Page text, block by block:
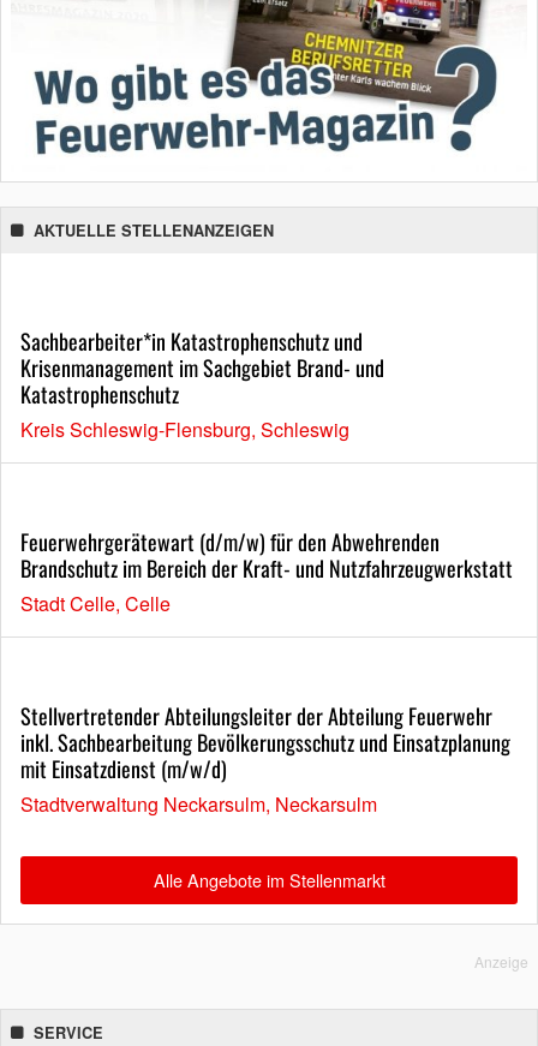
AKTUELLE STELLENANZEIGEN
Sachbearbeiter*in Katastrophenschutz und
Krisenmanagement im Sachgebiet Brand- und
Katastrophenschutz
Kreis Schleswig-Flensburg, Schleswig
Feuerwehrgerätewart (d/m/w) für den Abwehrenden
Brandschutz im Bereich der Kraft- und Nutzfahrzeugwerkstatt
Stadt Celle, Celle
Stellvertretender Abteilungsleiter der Abteilung Feuerwehr
inkl. Sachbearbeitung Bevölkerungsschutz und Einsatzplanung
mit Einsatzdienst (m/w/d)
Stadtverwaltung Neckarsulm, Neckarsulm
Alle Angebote im Stellenmarkt
Anzeige
SERVICE